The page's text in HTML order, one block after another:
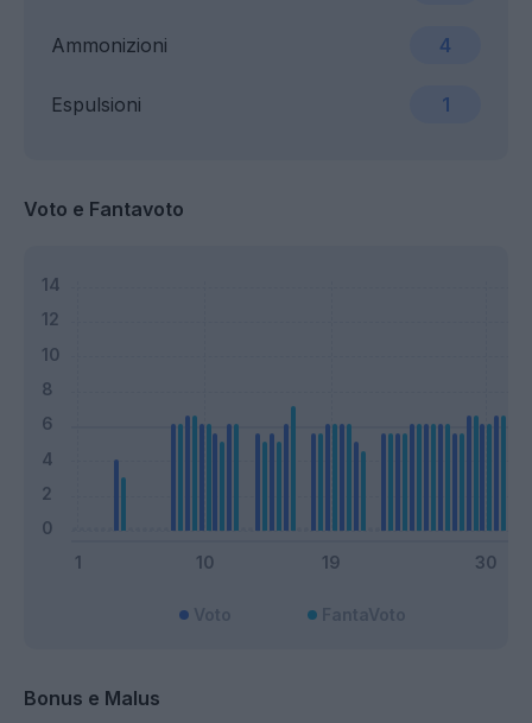
Ammonizioni 4
Espulsioni 1
Voto e Fantavoto
Bonus e Malus